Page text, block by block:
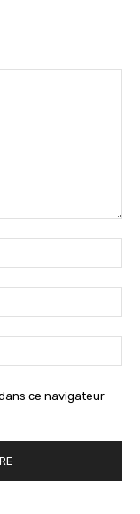
:*
:*
:
ce navigateur